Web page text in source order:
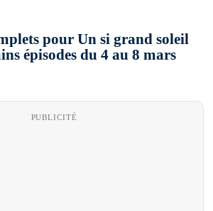
pour Un si grand soleil
épisodes du 4 au 8 mars
PUBLICITÉ